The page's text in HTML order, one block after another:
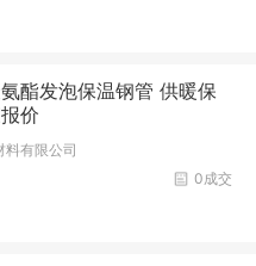
酯发泡保温钢管 供暖保
价
料有限公司
0成交